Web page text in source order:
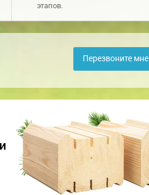
этапов.
Перезвоните мне